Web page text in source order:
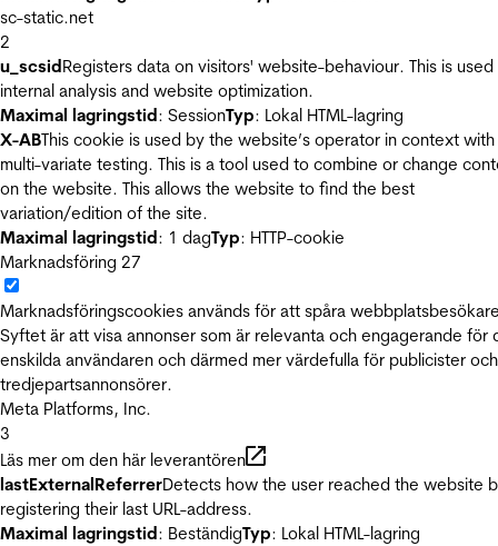
sc-static.net
2
u_scsidRegisters data on visitors' website-behaviour. This is
internal analysis and website optimization.
Maximal lagringstid: SessionTyp: Lokal HTML-lagring
X-ABThis cookie is used by the website’s operator in context with
multi-variate testing. This is a tool used to combine or change
on the website. This allows the website to find the best
variation/edition of the site.
Maximal lagringstid: 1 dagTyp: HTTP-cookie
Marknadsföring 27
Marknadsföringscookies används för att spåra
Syftet är att visa annonser som är relevanta och engagerande för
enskilda användaren och därmed mer värdefulla för publicister och
tredjepartsannonsörer.
Meta Platforms, Inc.
3
Läs mer om den här leverantören
lastExternalReferrerDetects how the user reached the website
registering their last URL-address.
Maximal lagringstid: BeständigTyp: Lokal HTML-lagring